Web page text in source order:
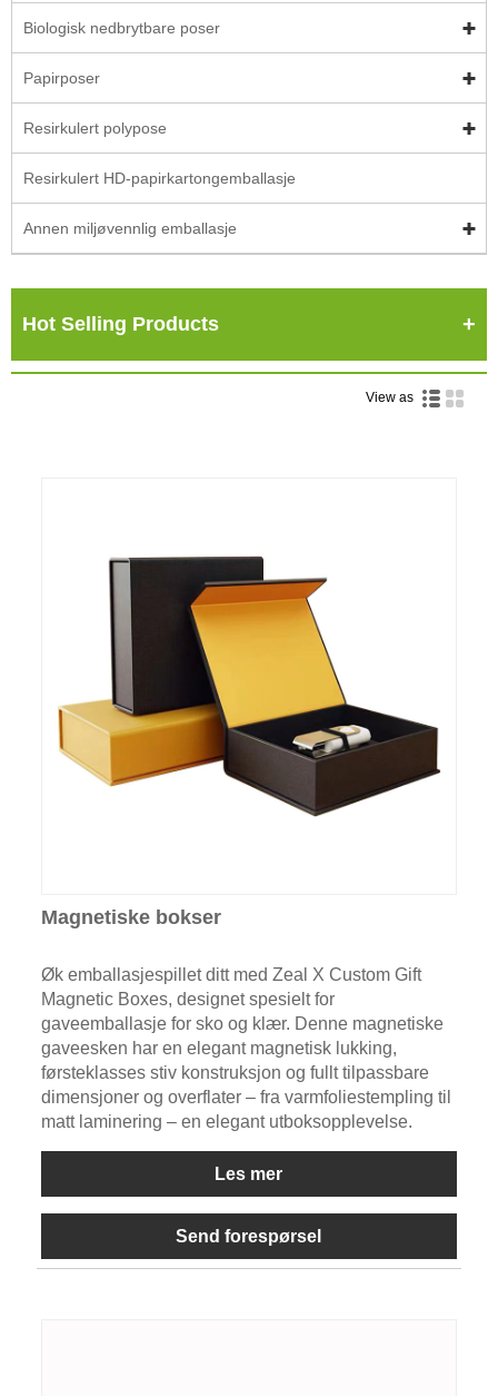
Biologisk nedbrytbare poser
Papirposer
Resirkulert polypose
Resirkulert HD-papirkartongemballasje
Annen miljøvennlig emballasje
Hot Selling Products
View as
Magnetiske bokser
Øk emballasjespillet ditt med Zeal X Custom Gift
Magnetic Boxes, designet spesielt for
gaveemballasje for sko og klær. Denne magnetiske
gaveesken har en elegant magnetisk lukking,
førsteklasses stiv konstruksjon og fullt tilpassbare
dimensjoner og overflater – fra varmfoliestempling til
matt laminering – en elegant utboksopplevelse.
Les mer
Send forespørsel